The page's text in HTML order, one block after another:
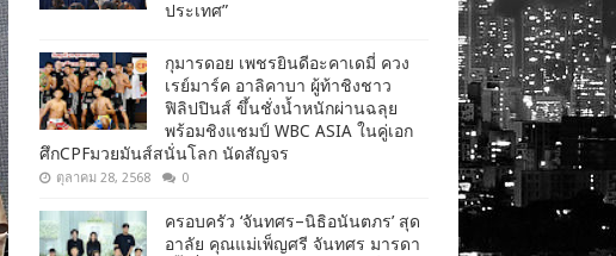
ประเทศ”
กุมารดอย เพชรยินดีอะคาเดมี่ ควง
เรย์มาร์ค อาลิคาบา ผู้ท้าชิงชาว
ฟิลิปปินส์ ขึ้นชั่งน้ำหนักผ่านฉลุย
พร้อมชิงแชมป์ WBC ASIA ในคู่เอก
ศึกCPFมวยมันส์สนั่นโลก นัดสัญจร
ตุลาคม 28, 2568 0
ครอบครัว ‘จันทศร–นิธิอนันตภร’ สุด
อาลัย คุณแม่เพ็ญศรี จันทศร มารดา